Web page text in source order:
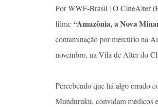
Por WWF-Brasil | O CineAlter
filme “Amazônia, a Nova
contaminação por mercúrio na
novembro, na Vila de Alter do
Percebendo que há algo errado
Munduruku, convidam médicos